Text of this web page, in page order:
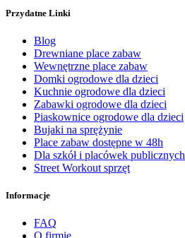
Przydatne Linki
Blog
Drewniane place zabaw
Wewnętrzne place zabaw
Domki ogrodowe dla dzieci
Kuchnie ogrodowe dla dzieci
Zabawki ogrodowe dla dzieci
Piaskownice ogrodowe dla dzieci
Bujaki na sprężynie
Place zabaw dostępne w 48h
Dla szkół i placówek publicznych
Street Workout sprzęt
Informacje
FAQ